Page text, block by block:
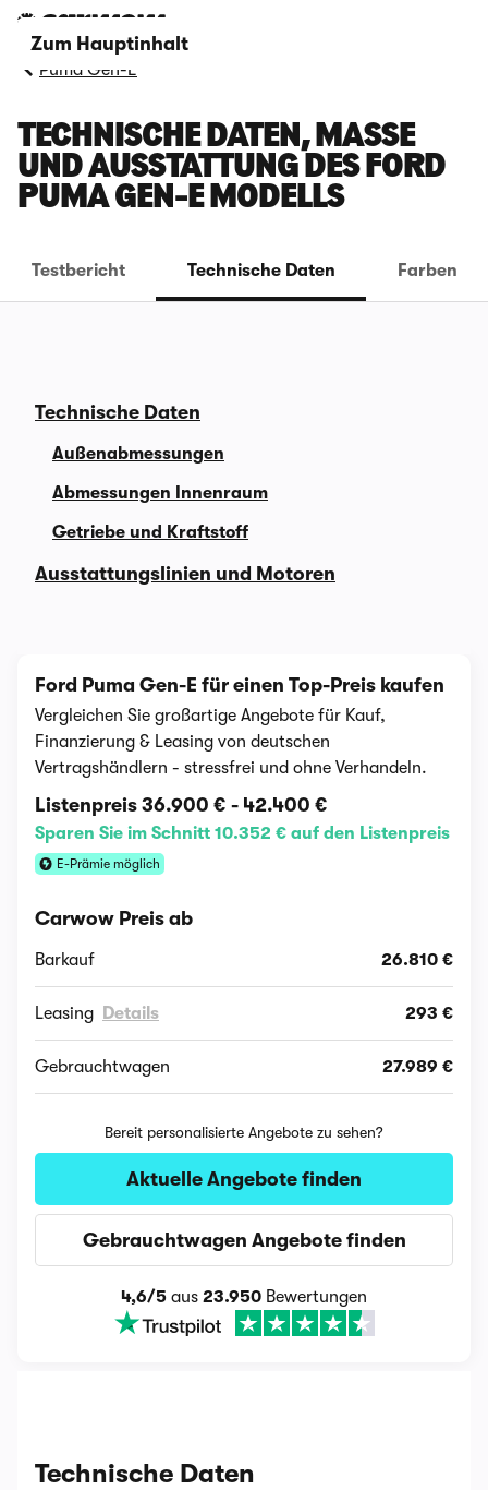
Zum Hauptinhalt
Puma Gen-E
TECHNISCHE DATEN, MASSE U
ND AUSSTATTUNG DES FORD P
UMA GEN-E MODELLS
Testbericht Technische Daten Farben
Technische Daten
Außenabmessungen
Abmessungen Innenraum
Getriebe und Kraftstoff
Ausstattungslinien und Motoren
Ford Puma Gen-E für einen Top-Preis kaufen
Vergleichen Sie großartige Angebote für Kauf,
Finanzierung & Leasing von deutschen
Vertragshändlern - stressfrei und ohne Verhandeln.
Listenpreis 36.900 € - 42.400 €
Sparen Sie im Schnitt 10.352 € auf den Listenpreis
E-Prämie möglich
Carwow Preis ab
Barkauf 26.810 €
Leasing Details 293 €
Gebrauchtwagen 27.989 €
Bereit personalisierte Angebote zu sehen?
Aktuelle Angebote finden
Gebrauchtwagen Angebote finden
4,6/5 aus 23.950 Bewertungen
Technische Daten